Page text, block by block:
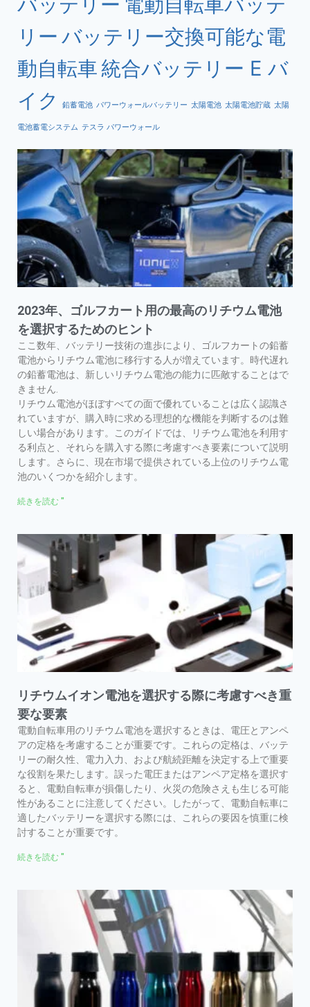
リー バッテリー交換可能な電
動自転車統合バッテリー E バ
イク
鉛蓄電池 パワーウォールバッテリー 太陽電池 太陽電池貯蔵 太陽
電池蓄電システム テスラ パワーウォール
2023年、ゴルフカート用の最高のリチウム電池
を選択するためのヒント
ここ数年、バッテリー技術の進歩により、ゴルフカートの鉛蓄
電池からリチウム電池に移行する人が増えています。時代遅れ
の鉛蓄電池は、新しいリチウム電池の能力に匹敵することはで
きません.
リチウム電池がほぼすべての面で優れていることは広く認識さ
れていますが、購入時に求める理想的な機能を判断するのは難
しい場合があります。このガイドでは、リチウム電池を利用す
る利点と、それらを購入する際に考慮すべき要素について説明
します。さらに、現在市場で提供されている上位のリチウム電
池のいくつかを紹介します。
続きを読む "
リチウムイオン電池を選択する際に考慮すべき重
要な要素
電動自転車用のリチウム電池を選択するときは、電圧とアンペ
アの定格を考慮することが重要です。これらの定格は、バッテ
リーの耐久性、電力入力、および航続距離を決定する上で重要
な役割を果たします。誤った電圧またはアンペア定格を選択す
ると、電動自転車が損傷したり、火災の危険さえも生じる可能
性があることに注意してください。したがって、電動自転車に
適したバッテリーを選択する際には、これらの要因を慎重に検
討することが重要です。
続きを読む "